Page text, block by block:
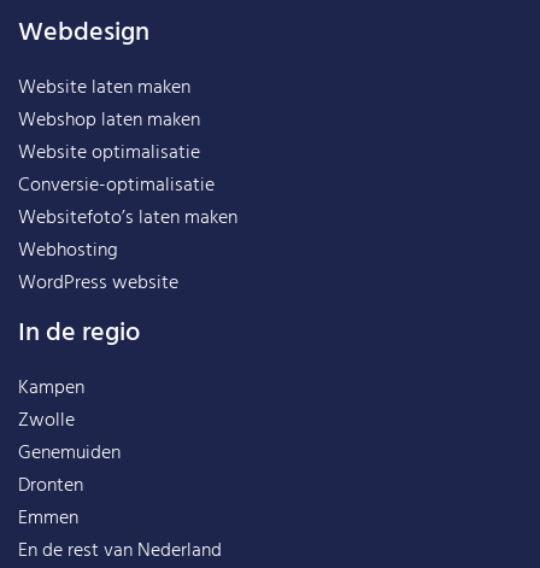
Webdesign
Website laten maken
Webshop laten maken
Website optimalisatie
Conversie-optimalisatie
Websitefoto’s laten maken
Webhosting
WordPress website
In de regio
Kampen
Zwolle
Genemuiden
Dronten
Emmen
En de rest vanNederland